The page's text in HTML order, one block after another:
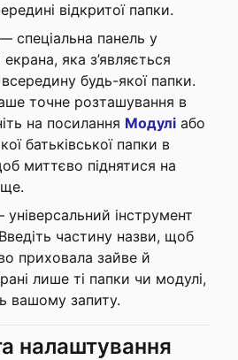
відкритої папки.
спеціальна панель у
екрана, яка з’являється
будь-якої папки.
точне розташування в
на посилання Модулі або
батьківської папки в
миттєво піднятися на
інструмент
частину назви, щоб
приховала зайве й
лише ті папки чи модулі,
вашому запиту.
налаштування